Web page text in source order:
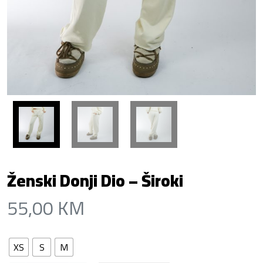
Ženski Donji Dio – Široki
55,00KM
XS S
M